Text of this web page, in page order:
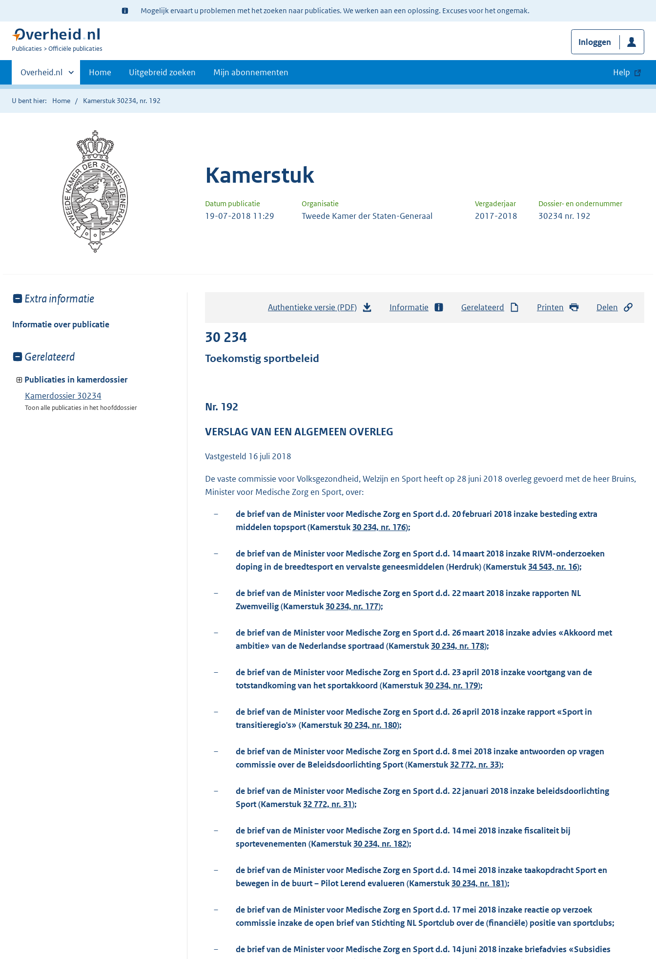
Ter
informatie:
Mogelijk ervaart u problemen met het zoeken naar publicaties. We werken aan een oplossing. Excuses voor het ongemak.
U
Publicaties Officiële publicaties
Inloggen
Primaire
navigatie
Andere
sites
binnen
Overheid.nl Home Uitgebreid zoeken Mijn abonnementen Help
U bent hier: Home Kamerstuk 30234, nr. 192
Kamerstuk
Datum publicatie Organisatie Vergaderjaar Dossier- en ondernummer
19-07-2018 11:29 Tweede Kamer der Staten-Generaal 2017-2018 30234 nr. 192
Toon
van:
Extra informatie
Informatie over publicatie
Toon
van:
Gerelateerd
Publicaties in kamerdossier
Kamerdossier 30234
Toon alle publicaties in het hoofddossier
Authentieke versie (PDF)
r
t
e
1
3
K
b
Informatie Gerelateerd Printen Delen
30 234
Toekomstig sportbeleid
Nr. 192
VERSLAG VAN EEN ALGEMEEN OVERLEG
Vastgesteld 16 juli 2018
De vaste commissie voor Volksgezondheid, Welzijn en Sport heeft op 28 juni 2018 overleg gevoerd met de heer Bruins,
Minister voor Medische Zorg en Sport, over:
–
de brief van de Minister voor Medische Zorg en Sport d.d. 20 februari 2018 inzake besteding extra
middelen topsport (Kamerstuk 30 234, nr. 176);
–
de brief van de Minister voor Medische Zorg en Sport d.d. 14 maart 2018 inzake RIVM-onderzoeken
doping in de breedtesport en vervalste geneesmiddelen (Herdruk) (Kamerstuk 34 543, nr. 16);
–
de brief van de Minister voor Medische Zorg en Sport d.d. 22 maart 2018 inzake rapporten NL
Zwemveilig (Kamerstuk 30 234, nr. 177);
–
de brief van de Minister voor Medische Zorg en Sport d.d. 26 maart 2018 inzake advies «Akkoord met
ambitie» van de Nederlandse sportraad (Kamerstuk 30 234, nr. 178);
–
de brief van de Minister voor Medische Zorg en Sport d.d. 23 april 2018 inzake voortgang van de
totstandkoming van het sportakkoord (Kamerstuk 30 234, nr. 179);
–
de brief van de Minister voor Medische Zorg en Sport d.d. 26 april 2018 inzake rapport «Sport in
transitieregio's» (Kamerstuk 30 234, nr. 180);
–
de brief van de Minister voor Medische Zorg en Sport d.d. 8 mei 2018 inzake antwoorden op vragen
commissie over de Beleidsdoorlichting Sport (Kamerstuk 32 772, nr. 33);
–
de brief van de Minister voor Medische Zorg en Sport d.d. 22 januari 2018 inzake beleidsdoorlichting
Sport (Kamerstuk 32 772, nr. 31);
–
de brief van de Minister voor Medische Zorg en Sport d.d. 14 mei 2018 inzake fiscaliteit bij
sportevenementen (Kamerstuk 30 234, nr. 182);
–
de brief van de Minister voor Medische Zorg en Sport d.d. 14 mei 2018 inzake taakopdracht Sport en
bewegen in de buurt – Pilot Lerend evalueren (Kamerstuk 30 234, nr. 181);
–
de brief van de Minister voor Medische Zorg en Sport d.d. 17 mei 2018 inzake reactie op verzoek
commissie inzake de open brief van Stichting NL Sportclub over de (financiële) positie van sportclubs;
–
de brief van de Minister voor Medische Zorg en Sport d.d. 14 juni 2018 inzake briefadvies «Subsidies